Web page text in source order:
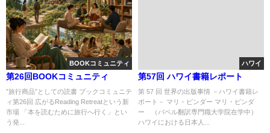
BOOKコミュニティ
第26回BOOKコミュニティ
”旅行商品”としての読書 ブックコミュニテ
ィ第26回 広がるReading Retreatという新
市場 「本を読むために旅行へ行く」とい
う発...
ハワイ
第57回 ハワイ書籍レポート
第 57 回 世界の出版事情 －ハワイ書籍レ
ポート－ マリ・ピンダー マリ・ピンダ
ー （バベル翻訳専門職大学院在学中）
ハワイにおける日本人...